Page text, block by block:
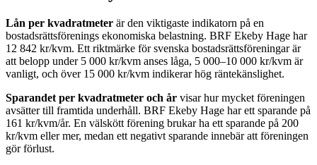
Lån per kvadratmeter är den viktigaste indikatorn på en
bostadsrättsförenings ekonomiska belastning. BRF Ekeby Hage har
12 842 kr/kvm. Ett riktmärke för svenska bostadsrättsföreningar är
att belopp under 5 000 kr/kvm anses låga, 5 000–10 000 kr/kvm är
vanligt, och över 15 000 kr/kvm indikerar hög räntekänslighet.
Sparandet per kvadratmeter och år visar hur mycket föreningen
avsätter till framtida underhåll. BRF Ekeby Hage har ett sparande på
161 kr/kvm/år. En välskött förening brukar ha ett sparande på 200
kr/kvm eller mer, medan ett negativt sparande innebär att föreningen
gör förlust.